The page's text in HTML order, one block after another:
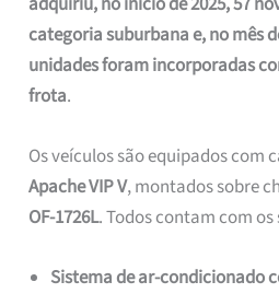
categoria suburbana e, no mês
unidades foram incorporadas
frota.
Os veículos são equipados com
Apache VIP V, montados sobre
OF-1726L. Todos contam com
Sistema de ar-condicionado